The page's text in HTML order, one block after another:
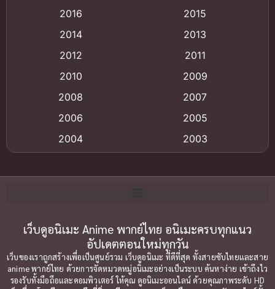
Animation แอนิเมชัน
(9)
Big tits (นมใหญ่)
Bitch (ผู้หญิงร่าน)
Bondage (ทาส)(1)
Censored (เซ็นเซอร์)(19)
Comedy (ตลก)(79)
2016
2015
2014
2013
2012
2011
2010
2009
2008
2007
2006
2005
2004
2003
2000
1999
1996
1990
1989
1988
1987
1985
เว็บดูอนิเมะ Anime พากย์ไทย อนิเมะครบทุกแนว
อัปเดตตอนใหม่ทุกวัน
เว็บของเราถูกสร้างเพื่อเป็นศูนย์รวม เว็บดูอนิเมะ ที่ดีที่สุด ทั้งสายซับไทยและสาย
anime พากย์ไทย ด้วยการจัดหมวดหมู่อนิเมะอย่างเป็นระบบ ค้นหาง่าย เข้าถึงไว
รองรับทั้งมือถือและคอมพิวเตอร์ ให้คุณ ดูอนิเมะออนไลน์ ด้วยคุณภาพระดับ HD